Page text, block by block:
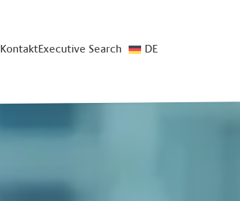
KontaktExecutive Search DE